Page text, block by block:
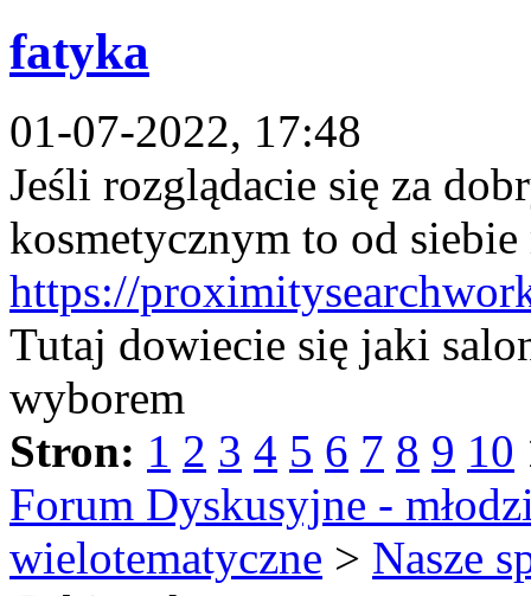
fatyka
01-07-2022, 17:48
Jeśli rozglądacie się za
kosmetycznym to od
https://
Tutaj dowiecie się jaki
wyborem
Stron: 1 2 3 4 5 6 7 8 9 10
Forum Dyskusyjne -
wielotematyczne > Nasze